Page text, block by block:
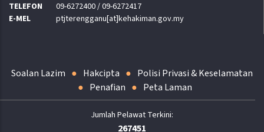
TELEFON
09-6272400 / 09-6272417
E-MEL
ptjterengganu[at]kehakiman.gov.my
Soalan Lazim Hakcipta
Polisi Privasi & Keselamatan
Penafian
Peta Laman
267451